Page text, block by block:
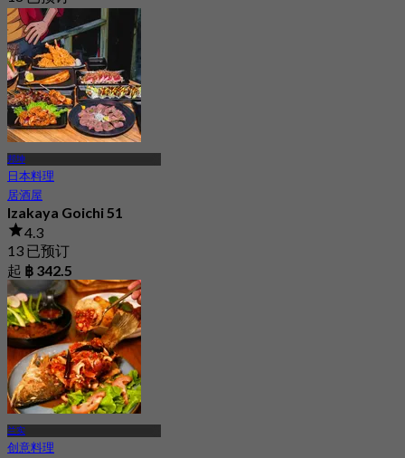
起 ฿ 203.33
邦坤
日本料理
居酒屋
Izakaya Goichi 51
4.3
13 已预订
起 ฿ 342.5
兰实
创意料理